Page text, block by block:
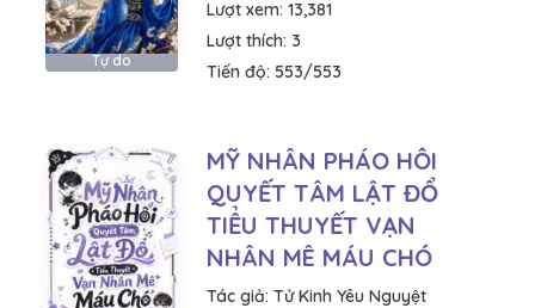
Tự do
Lượt xem: 13,381
Lượt thích: 3
Tiến độ: 553/553
MỸ NHÂN PHÁO HÔI
QUYẾT TÂM LẬT ĐỔ
TIỂU THUYẾT VẠN
NHÂN MÊ MÁU CHÓ
Tác giả: Tử Kinh Yêu Nguyệt